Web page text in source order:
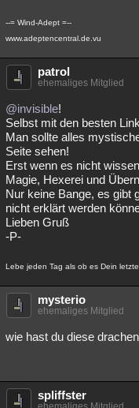
--= Wind-Adept =--
www.adeptencentral.de.vu
patrol
ehemaliges Mitglied
@invisible!
Selbst mit den besten
Man sollte alles
Seite sehen!
Erst wenn es nicht
Magie, Hexerei und
Nur keine Bange, es gibt
nicht erklärt werden
Lieben Gruß
-P-
Lebe jeden Tag als ob es Dein
mysterio
ehemaliges Mitglied
wie hast du diese
spliffster